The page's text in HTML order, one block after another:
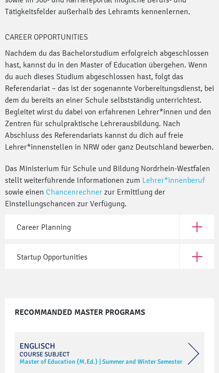
Tätigkeitsfelder außerhalb des Lehramts kennenlernen.
CAREER OPPORTUNITIES
Nachdem du das Bachelorstudium erfolgreich abgeschlossen
hast, kannst du in den Master of Education übergehen. Wenn
du auch dieses Studium abgeschlossen hast, folgt das
Referendariat – das ist der sogenannte Vorbereitungsdienst, bei
dem du bereits an einer Schule selbstständig unterrichtest.
Begleitet wirst du dabei von erfahrenen Lehrer*innen und den
Zentren für schulpraktische Lehrerausbildung. Nach
Abschluss des Referendariats kannst du dich auf freie
Lehrer*innenstellen in NRW oder ganz Deutschland bewerben.
Das Ministerium für Schule und Bildung Nordrhein-Westfalen
stellt weiterführende Informationen zum Lehrer*innenberuf
sowie einen Chancenrechner zur Ermittlung der
Einstellungschancen zur Verfügung.
Career Planning Open
Startup Opportunities Open
RECOMMANDED MASTER PROGRAMS
ENGLISCH
COURSE SUBJECT
Master of Education (M.Ed.) |Summer and Winter Semester